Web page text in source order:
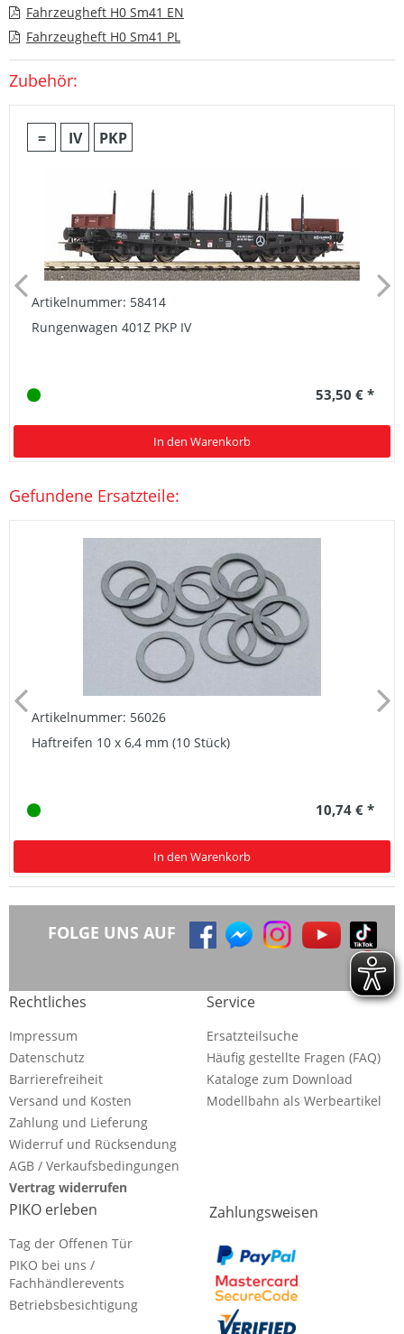
Fahrzeugheft H0 Sm41 EN
Fahrzeugheft H0 Sm41 PL
Zubehör:
= IV PKP
Artikelnummer: 58414
Rungenwagen 401Z PKP IV
53,50 € *
In den Warenkorb
Gefundene Ersatzteile:
Artikelnummer: 56026
Haftreifen 10 x 6,4 mm (10 Stück)
10,74 € *
In den Warenkorb
FOLGE UNS AUF
Rechtliches
Impressum
Datenschutz
Barrierefreiheit
Versand und Kosten
Zahlung und Lieferung
Widerruf und Rücksendung
AGB / Verkaufsbedingungen
Vertrag widerrufen
Service
Ersatzteilsuche
Häufig gestellte Fragen (FAQ)
Kataloge zum Download
Modellbahn als Werbeartikel
PIKO erleben
Tag der Offenen Tür
PIKO bei uns /
Fachhändlerevents
Betriebsbesichtigung
Zahlungsweisen